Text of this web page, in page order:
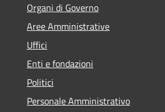
Organi di Governo
Aree Amministrative
Uffici
Enti e fondazioni
Politici
Personale Amministrativo